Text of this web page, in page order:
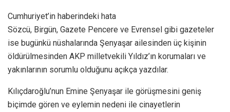
Cumhuriyet’in haberindeki hata
Sözcü, Birgün, Gazete Pencere ve Evrensel gibi gazeteler
ise bugünkü nüshalarında Şenyaşar ailesinden üç kişinin
öldürülmesinden AKP milletvekili Yıldız’ın korumaları ve
yakınlarının sorumlu olduğunu açıkça yazdılar.
Kılıçdaroğlu’nun Emine Şenyaşar ile görüşmesini geniş
biçimde gören ve eylemin nedeni ile cinayetlerin